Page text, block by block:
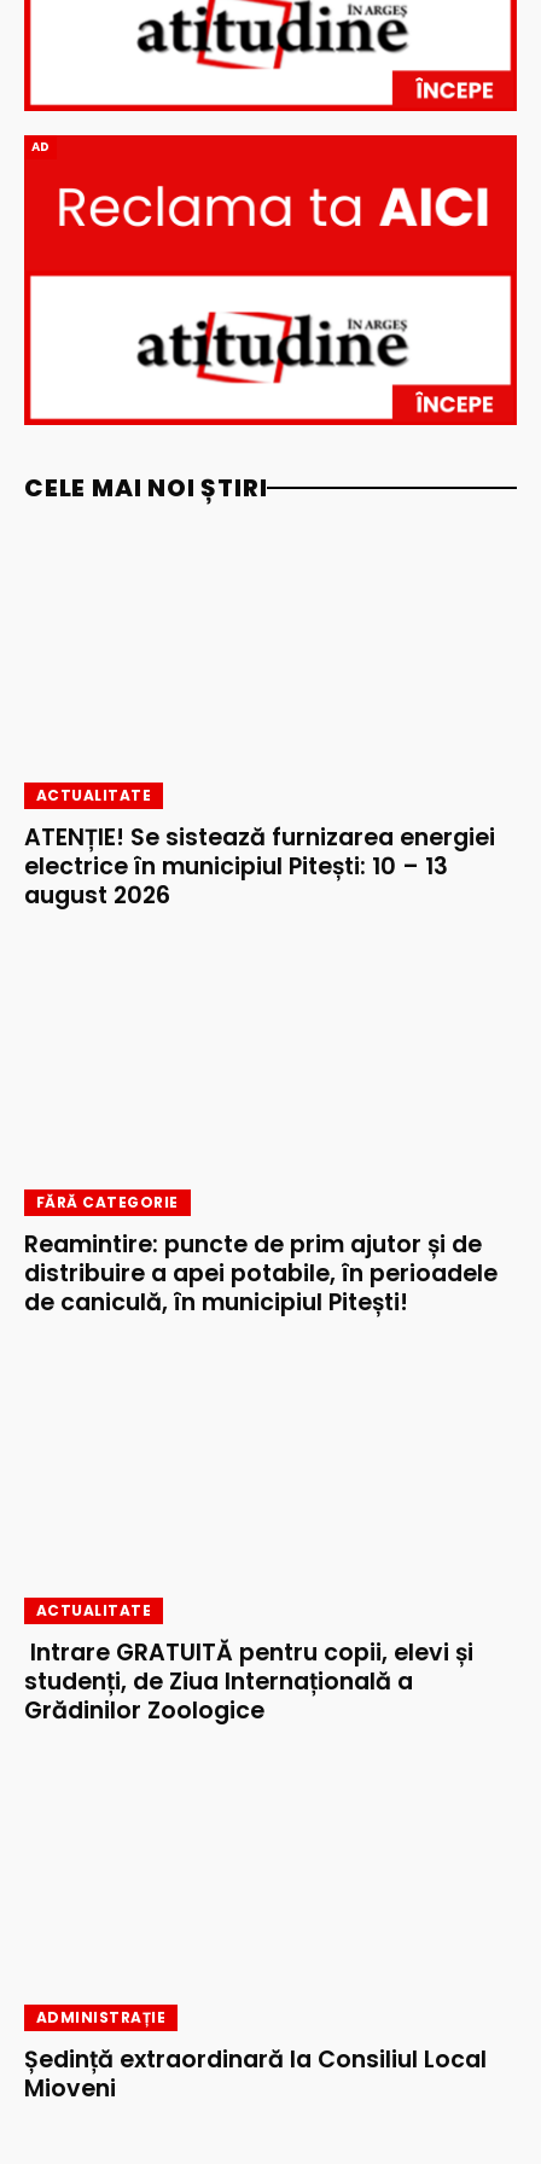
AD
CELE MAI NOI ȘTIRI
ACTUALITATE
ATENȚIE! Se sistează furnizarea energiei
electrice în municipiul Pitești: 10 – 13
august 2026
FĂRĂ CATEGORIE
Reamintire: puncte de prim ajutor și de
distribuire a apei potabile, în perioadele
de caniculă, în municipiul Pitești!
ACTUALITATE
Intrare GRATUITĂ pentru copii, elevi și
studenți, de Ziua Internațională a
Grădinilor Zoologice
ADMINISTRAȚIE
Ședință extraordinară la Consiliul Local
Mioveni